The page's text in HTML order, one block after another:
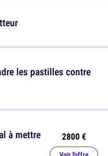
à mettre
2800 €